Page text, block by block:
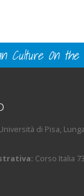
Culture On
di Pisa,
Corso Italia